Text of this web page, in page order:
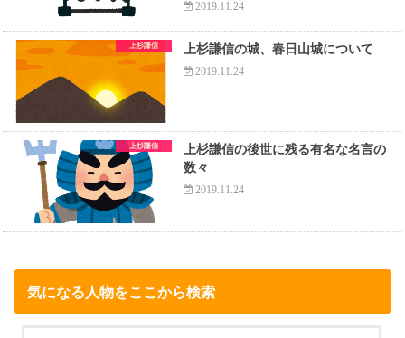
2019.11.24
上杉謙信 上杉謙信の城、春日山城について
2019.11.24
上杉謙信
上杉謙信の後世に残る有名な名言の
数々
2019.11.24
気になる人物をここから検索